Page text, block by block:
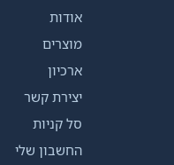
אודות
מוצרים
ארכיון
יצירת קשר
סל קניות
החשבון שלי